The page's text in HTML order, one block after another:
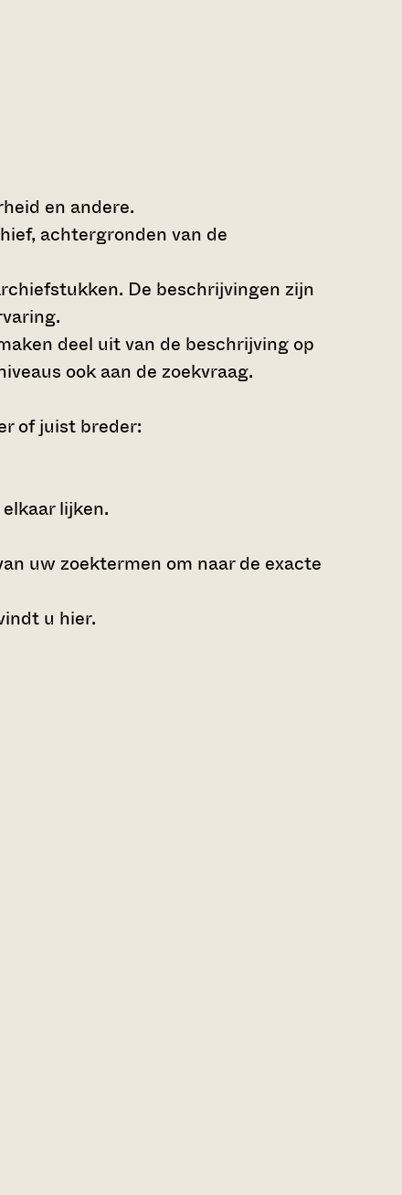
en andere.
achtergronden van de
De beschrijvingen zijn
deel uit van de beschrijving op
ook aan de zoekvraag.
of juist breder:
lijken.
uw zoektermen om naar de exacte
u hier.